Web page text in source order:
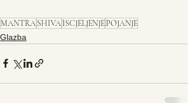
MANTRASHIVAISCJELJENJEPOJANJE
Glazba